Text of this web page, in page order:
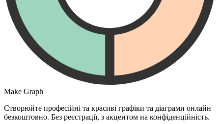
Make Graph
Створюйте професійні та красиві графіки та діаграми онлайн
безкоштовно. Без реєстрації, з акцентом на конфіденційність.